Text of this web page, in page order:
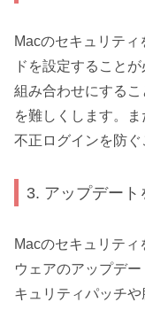
Macのセキュリテ
ドを設定すること
組み合わせにする
を難しくします。
不正ログインを防ぐ
3. アップデート
Macのセキュリティ
ウェアのアップデ
キュリティパッチ